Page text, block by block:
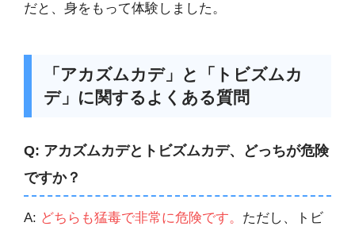
だと、身をもって体験しました。
「アカズムカデ」と「トビズムカ
デ」に関するよくある質問
Q: アカズムカデとトビズムカデ、どっちが危険
ですか？
A: どちらも猛毒で非常に危険です。 ただし、トビ